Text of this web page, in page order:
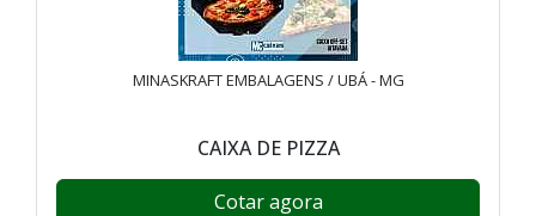
MINASKRAFT EMBALAGENS / UBÁ - MG
CAIXA DE PIZZA
Cotar agora